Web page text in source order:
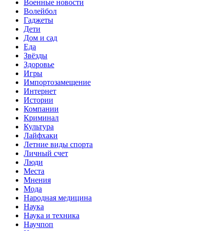
Военные новости
Волейбол
Гаджеты
Дети
Дом и сад
Еда
Звёзды
Здоровье
Игры
Импортозамещение
Интернет
Истории
Компании
Криминал
Культура
Лайфхаки
Летние виды спорта
Личный счет
Люди
Места
Мнения
Мода
Народная медицина
Наука
Наука и техника
Научпоп